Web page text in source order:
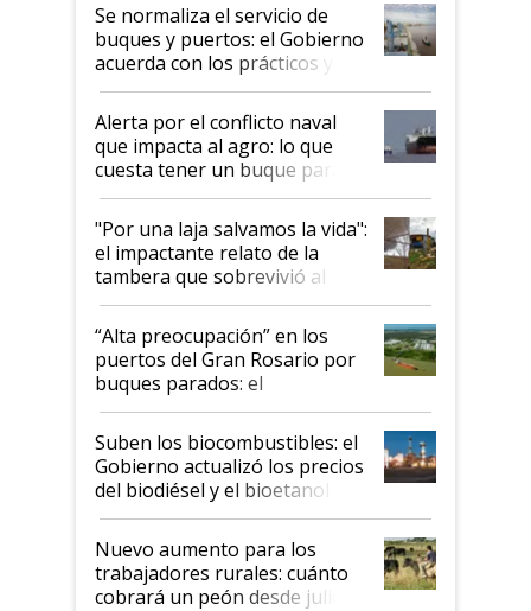
Se normaliza el servicio de
buques y puertos: el Gobierno
acuerda con los prácticos y
suspende el decreto de
desregulación
Alerta por el conflicto naval
que impacta al agro: lo que
cuesta tener un buque parado
y el peligro de que Argentina
pase a ser "país sucio"
"Por una laja salvamos la vida":
el impactante relato de la
tambera que sobrevivió al
tornado
“Alta preocupación” en los
puertos del Gran Rosario por
buques parados: el
funcionamiento de las
exportadoras en tensión tras
la medida de fuerza de los
prácticos
Suben los biocombustibles: el
Gobierno actualizó los precios
del biodiésel y el bioetanol
Nuevo aumento para los
trabajadores rurales: cuánto
cobrará un peón desde julio